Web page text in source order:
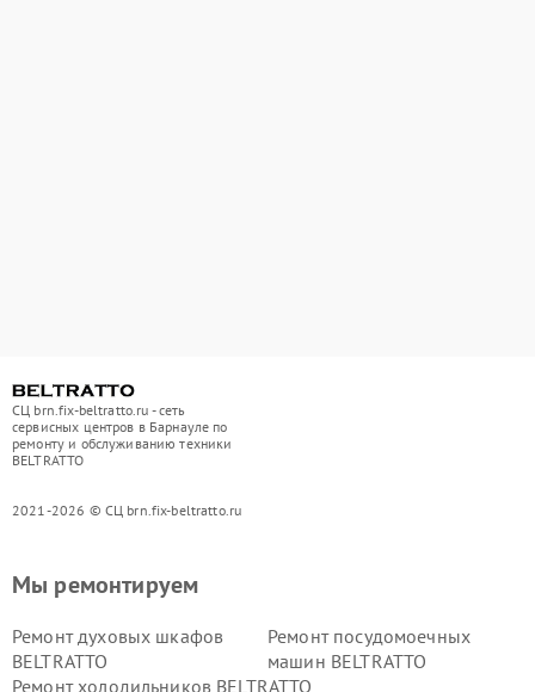
СЦ brn.fix-beltratto.ru - сеть
сервисных центров в Барнауле по
ремонту и обслуживанию техники
BELTRATTO
2021-2026 © СЦ brn.fix-beltratto.ru
Мы ремонтируем
Ремонт духовых шкафов
BELTRATTO
Ремонт посудомоечных
машин BELTRATTO
Ремонт холодильников BELTRATTO